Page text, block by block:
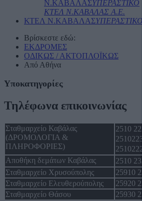
Ν.ΚΑΒΑΛΑΣΥΠΕΡΑΣΤΙΚΟ
ΚΤΕΛ N.ΚΑΒΑΛΑΣ Α.Ε.
ΚΤΕΛ Ν.ΚΑΒΑΛΑΣ
Βρίσκεστε εδώ:
ΕΚΔΡΟΜΕΣ
ΟΔΙΚΩΣ / ΑΚΤΟΠΛΟΪΚΩΣ
Από Αθήνα
Υποκατηγορίες
Τηλέφωνα επικοινωνίας
Σταθμαρχείο Καβάλας
(ΔΡΟΜΟΛΟΓΙΑ &
ΠΛΗΡΟΦΟΡΙΕΣ)
2510
Αποθήκη δεμάτων Καβάλας
2510
Σταθμαρχείο Χρυσούπολης
25910
Σταθμαρχείο Ελευθερούπολης
25920
Σταθμαρχείο Θάσου
25930